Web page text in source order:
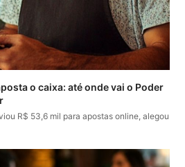
o caixa: até onde vai o Poder
R$ 53,6 mil para apostas online, alegou